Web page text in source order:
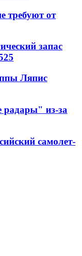
требуют от
запас
Ляпис
из-за
самолет-